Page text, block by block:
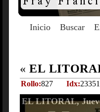
Inicio Buscar
« EL
Rollo:827 Idx:23351
EL LITORAL,